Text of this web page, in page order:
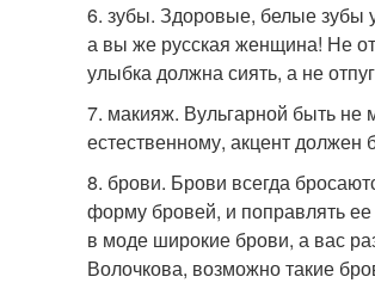
6. зубы. Здоровые, белые зубы
а вы же русская женщина! Не
улыбка должна сиять, а не
7. макияж. Вульгарной быть
естественному, акцент должен
8. брови. Брови всегда
форму бровей, и поправлять
в моде широкие брови, а вас
Волочкова, возможно такие